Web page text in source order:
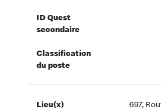
ID Quest
secondaire
Classification
du poste
Lieu(x)
697,